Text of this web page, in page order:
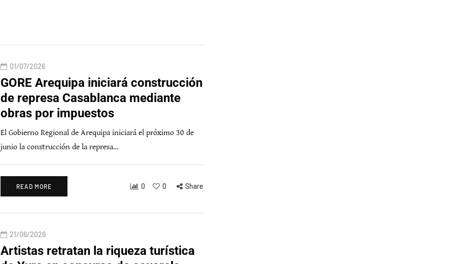
01/07/2026
GORE Arequipa iniciará construcción
de represa Casablanca mediante
obras por impuestos
El Gobierno Regional de Arequipa iniciará el próximo 30 de
junio la construcción de la represa…
READ MORE 0 0 Share
21/06/2026
Artistas retratan la riqueza turística